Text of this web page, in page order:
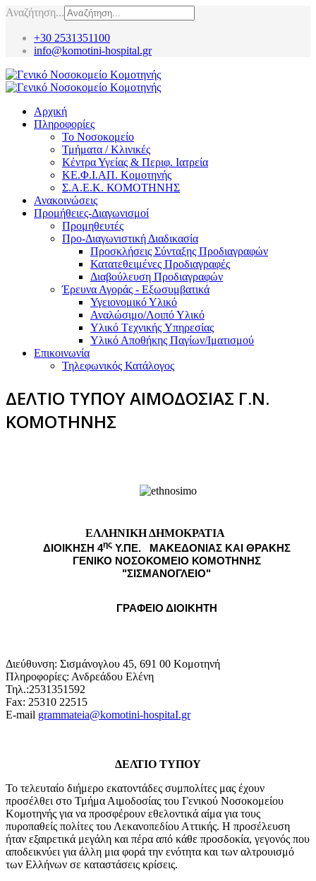
Αναζήτηση...
+30 2531351100
info@komotini-hospital.gr
Αρχική
Πληροφορίες
Το Νοσοκομείο
Τμήματα / Κλινικές
Κέντρα Υγείας & Περιφ. Ιατρεία
ΚΕ.Φ.Ι.ΑΠ. Κομοτηνής
Σ.Α.Ε.Κ. ΚΟΜΟΤΗΝΗΣ
Ανακοινώσεις
Προμήθειες-Διαγωνισμοί
Προμηθευτές
Προ-Διαγωνιστική Διαδικασία
Προσκλήσεις Σύνταξης Προδιαγραφών
Κατατεθειμένες Προδιαγραφές
Διαβούλευση Προδιαγραφών
Έρευνα Αγοράς - Εξωσυμβατικά
Υγειονομικό Υλικό
Αναλώσιμο/Λοιπό Υλικό
Υλικό Tεχνικής Yπηρεσίας
Υλικό Αποθήκης Παγίων/Ιματισμού
Επικοινωνία
Τηλεφωνικός Κατάλογος
ΔΕΛΤΙΟ ΤΥΠΟΥ ΑΙΜΟΔΟΣΙΑΣ Γ.Ν.
ΚΟΜΟΤΗΝΗΣ
ΕΛΛΗΝΙΚΗ ΔΗΜΟΚΡΑΤΙΑ
ΔΙΟΙΚΗΣΗ 4ηςΥ.ΠΕ. ΜΑΚΕΔΟΝΙΑΣ ΚΑΙ ΘΡΑΚΗΣ
ΓΕΝΙΚΟ ΝΟΣΟΚΟΜΕΙΟ ΚΟΜΟΤΗΝΗΣ
"ΣΙΣΜΑΝΟΓΛΕΙΟ"
ΓΡΑΦΕΙΟ ΔΙΟΙΚΗΤΗ
Διεύθυνση: Σισμάνογλου 45, 691 00 Κομοτηνή
Πληροφορίες: Ανδρεάδου Ελένη
Τηλ.:2531351592
Fax: 25310 22515
E-mail grammateia@komotini-hospitaI.gr
ΔΕΛΤΙΟ ΤΥΠΟΥ
Το τελευταίο διήμερο εκατοντάδες συμπολίτες μας έχουν
προσέλθει στο Τμήμα Αιμοδοσίας του Γενικού Νοσοκομείου
Κομοτηνής για να προσφέρουν εθελοντικά αίμα για τους
πυροπαθείς πολίτες του Λεκανοπεδίου Αττικής. Η προσέλευση
ήταν εξαιρετικά μεγάλη και πέρα από κάθε προσδοκία, γεγονός που
αποδεικνύει για άλλη μια φορά την ενότητα και των αλτρουισμό
των Ελλήνων σε καταστάσεις κρίσεις.